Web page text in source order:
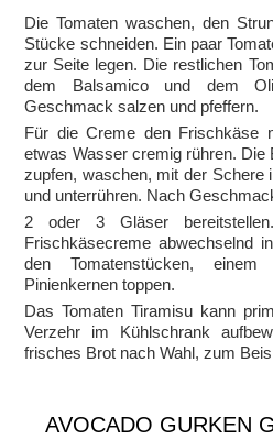
Die Tomaten waschen, den
Stücke schneiden. Ein paar
zur Seite legen. Die restlichen
dem Balsamico und dem
Geschmack salzen und pfeffern.
Für die Creme den Frischkäse
etwas Wasser cremig rühren.
zupfen, waschen, mit der Schere
und unterrühren. Nach
2 oder 3 Gläser
Frischkäsecreme abwechselnd
den Tomatenstücken,
Pinienkernen toppen.
Das Tomaten Tiramisu kann
Verzehr im Kühlschrank
frisches Brot nach Wahl, zum
AVOCADO GURKEN